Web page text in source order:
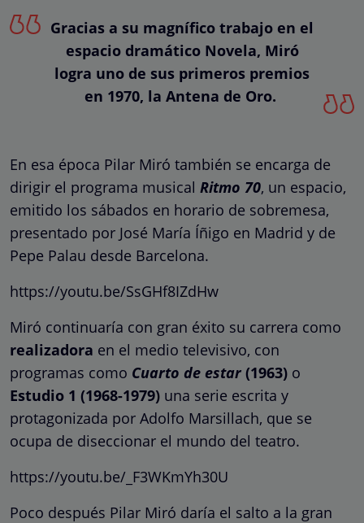
Gracias a su magnífico trabajo en el
espacio dramático Novela, Miró
logra uno de sus primeros premios
en 1970, la Antena de Oro.
En esa época Pilar Miró también se encarga de
dirigir el programa musical Ritmo 70, un espacio,
emitido los sábados en horario de sobremesa,
presentado por José María Íñigo en Madrid y de
Pepe Palau desde Barcelona.
https://youtu.be/SsGHf8IZdHw
Miró continuaría con gran éxito su carrera como
realizadora en el medio televisivo, con
programas como Cuarto de estar (1963) o
Estudio 1 (1968-1979) una serie escrita y
protagonizada por Adolfo Marsillach, que se
ocupa de diseccionar el mundo del teatro.
https://youtu.be/_F3WKmYh30U
Poco después Pilar Miró daría el salto a la gran